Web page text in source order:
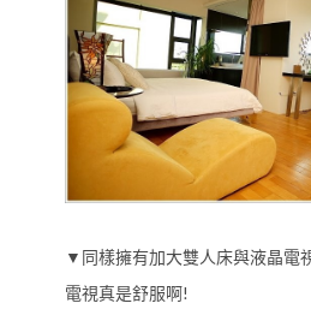
▼同樣擁有加大雙人床與液晶電
電視真是舒服啊!